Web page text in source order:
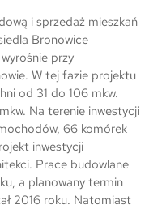
i sprzedaż mieszkań
Bronowice
przy
W tej fazie projektu
od 31 do 106 mkw.
Na terenie inwestycji
66 komórek
inwestycji
Prace budowlane
a planowany termin
2016 roku. Natomiast